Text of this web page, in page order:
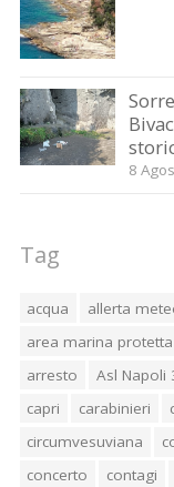
8
Tag
acqua allerta
area marina
arresto
Asl Napoli
capri
carabinieri
circumvesuviana
concerto
contagi